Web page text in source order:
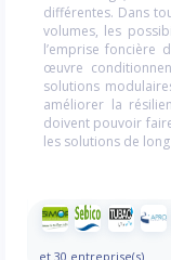
différentes. Dans
volumes, les
l’emprise foncière
œuvre
solutions
améliorer la
doivent pouvoir
les solutions de
et 30 entreprise(s)